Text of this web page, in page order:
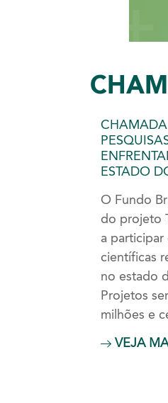
ESTADO
O Fundo
do projeto
a participar
científicas
no estado
Projetos
milhões e
VEJA